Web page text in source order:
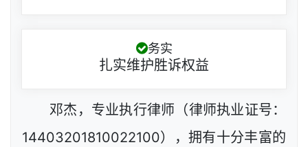
务实
扎实维护胜诉权益
邓杰，专业执行律师（律师执业证号：
14403201810022100），拥有十分丰富的